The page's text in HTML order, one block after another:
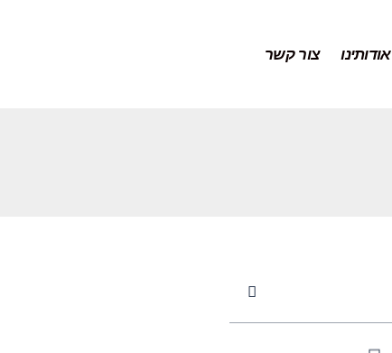
אודותינו צור קשר